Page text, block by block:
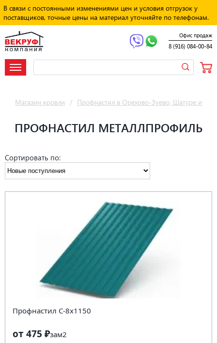
В связи с постоянными изменениями цен и условия отгрузок у
поставщиков, точные цены на материал уточняйте по телефонам.
Офис продаж
8 (916) 084-00-84
Магазин кровли / Профнастил в Орехово-Зуево, Шатуре и
ПРОФНАСТИЛ МЕТАЛЛПРОФИЛЬ
Сортировать по:
Профнастил С-8х1150
от 475 ₽зам2